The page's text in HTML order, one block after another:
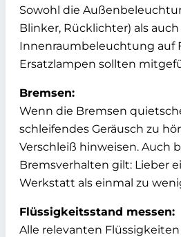
Sowohl die
Blinker, Rücklichter) als auch
Innenraumbeleuchtung auf
Ersatzlampen sollten
Bremsen:
Wenn die Bremsen
schleifendes Geräusch zu
Verschleiß hinweisen. Auch
Bremsverhalten gilt: Lieber
Werkstatt als einmal zu
Flüssigkeitsstand messen:
Alle relevanten